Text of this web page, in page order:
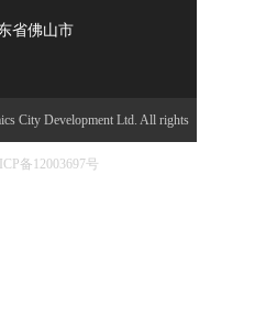
省佛山市
City Development Ltd. All rights
备12003697号